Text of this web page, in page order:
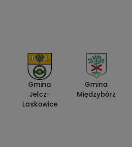
Gmina
Jelcz-
Laskowice
Gmina
Międzybórz